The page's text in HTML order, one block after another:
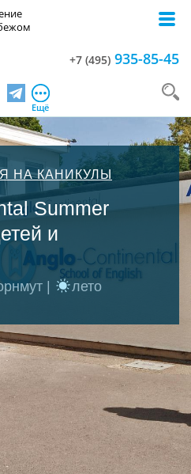
+7 (495) 935-85-45
TelegramЕщё
НА КАНИКУЛЫ
Summer
и
| лето